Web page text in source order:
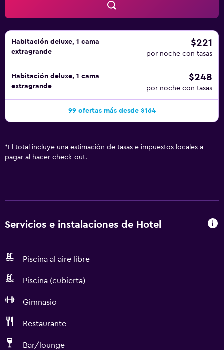
Habitación deluxe, 1 cama
extragrande
$221
por noche con tasas
Habitación deluxe, 1 cama
extragrande
$248
por noche con tasas
99 ofertas más desde $164
* El total incluye una estimación de tasas e impuestos locales a
pagar al hacer check-out.
Servicios e instalaciones de Hotel
Piscina al aire libre
Piscina (cubierta)
Gimnasio
Restaurante
Bar/lounge